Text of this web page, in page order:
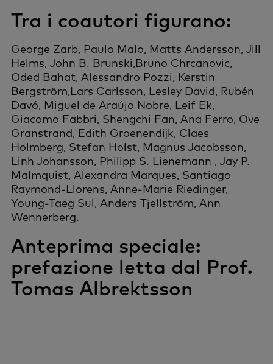
Tra i coautori figurano:
George Zarb, Paulo Malo, Matts Andersson, Jill
Helms, John B. Brunski,Bruno Chrcanovic,
Oded Bahat, Alessandro Pozzi, Kerstin
Bergström,Lars Carlsson, Lesley David, Rubén
Davó, Miguel de Araújo Nobre, Leif Ek,
Giacomo Fabbri, Shengchi Fan, Ana Ferro, Ove
Granstrand, Edith Groenendijk, Claes
Holmberg, Stefan Holst, Magnus Jacobsson,
Linh Johansson, Philipp S. Lienemann , Jay P.
Malmquist, Alexandra Marques, Santiago
Raymond-Llorens, Anne-Marie Riedinger,
Young-Taeg Sul, Anders Tjellström, Ann
Wennerberg.
Anteprima speciale:
prefazione letta dal Prof.
Tomas Albrektsson